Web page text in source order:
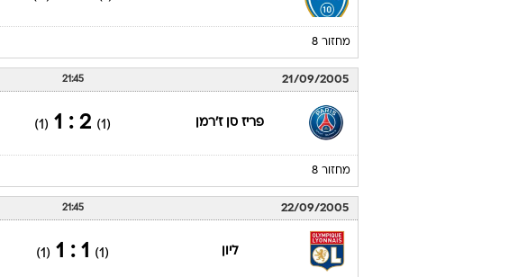
מחזור 8
21/09/2005
21:45
פריז סן ז'רמן (1)
2 : 1
(1)
מחזור 8
22/09/2005
21:45
ליון (1)
1 : 1
(1)